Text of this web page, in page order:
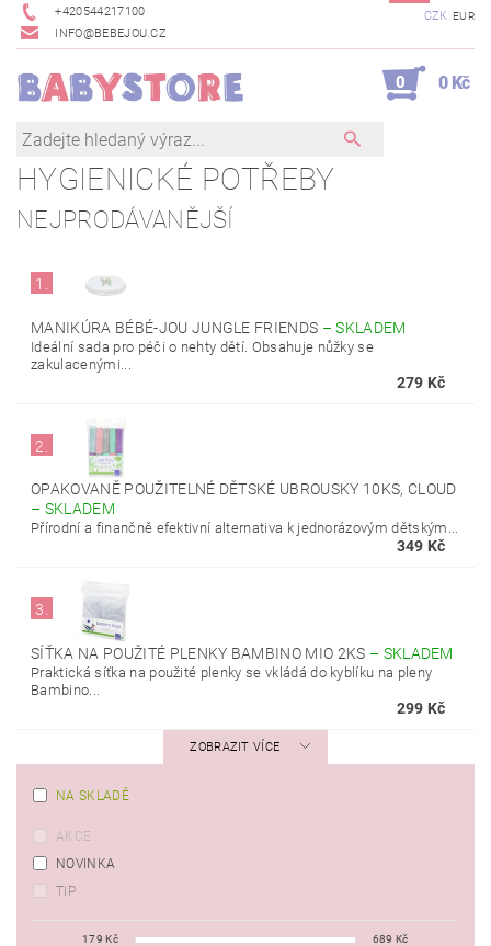
+420544217100
INFO@BEBEJOU.CZ
CZK EUR
0 0 Kč
HYGIENICKÉ POTŘEBY
NEJPRODÁVANĚJŠÍ
1.
MANIKÚRA BÉBÉ-JOU JUNGLE FRIENDS –SKLADEM
Ideální sada pro péči o nehty dětí. Obsahuje nůžky se
zakulacenými...
279 Kč
2.
OPAKOVANĚ POUŽITELNÉ DĚTSKÉ UBROUSKY 10KS, CLOUD
– SKLADEM
Přírodní a finančně efektivní alternativa k jednorázovým dětským...
349 Kč
3.
SÍŤKA NA POUŽITÉ PLENKY BAMBINO MIO 2KS – SKLADEM
Praktická síťka na použité plenky se vkládá do kyblíku na pleny
Bambino...
299 Kč
ZOBRAZIT VÍCE
NA SKLADĚ
AKCE
NOVINKA
TIP
179 Kč 689 Kč